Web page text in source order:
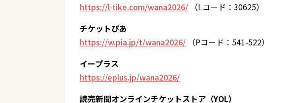
https://l-tike.com/wana2026/ （Lコード：30625）
チケットぴあ
https://w.pia.jp/t/wana2026/ （Pコード：541-522）
イープラス
https://eplus.jp/wana2026/
読売新聞オンラインチケットストア（YOL）